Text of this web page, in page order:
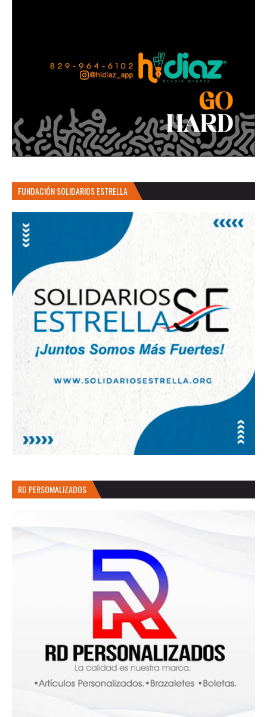
FUNDACIÓN SOLIDARIOS ESTRELLA
RD PERSOMALIZADOS